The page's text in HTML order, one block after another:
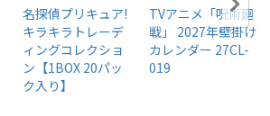
名探偵プリキュア!
キラキラトレーデ
ィングコレクショ
ン【1BOX 20パッ
ク入り】
TVアニメ「呪術廻
戦」 2027年壁掛け
カレンダー 27CL-
019